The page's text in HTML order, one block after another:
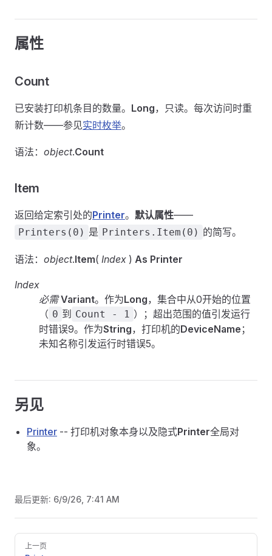
属性
Count
已安装打印机条目的数量。 Long，只读。每次访问时重
新计数——参见实时枚举。
语法： object.Count
Item
返回给定索引处的Printer。 默认属性——
Printers(0) 是 Printers.Item(0) 的简写。
语法： object.Item( Index ) As Printer
Index
必需 Variant。作为Long，集合中从0开始的位置
（ 0 到 Count - 1 ）；超出范围的值引发运行
时错误9。作为String，打印机的DeviceName ；
未知名称引发运行时错误5。
另见
Printer -- 打印机对象本身以及隐式Printer全局对
象。
最后更新: 6/9/26, 7:41 AM
Pager
上一页